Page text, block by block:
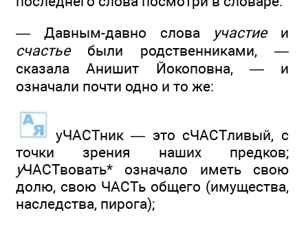
— Давным-давно слова
участиеи
счастьебыли родственниками, —
сказала Анишит Йокоповна, — и
означали почти одно и то же:
уЧАСТник — это сЧАСТливый, с
точки зрения наших предков;
уЧАСТвовать* означало иметь свою
долю, свою ЧАСТь общего (имущества,
наследства, пирога);